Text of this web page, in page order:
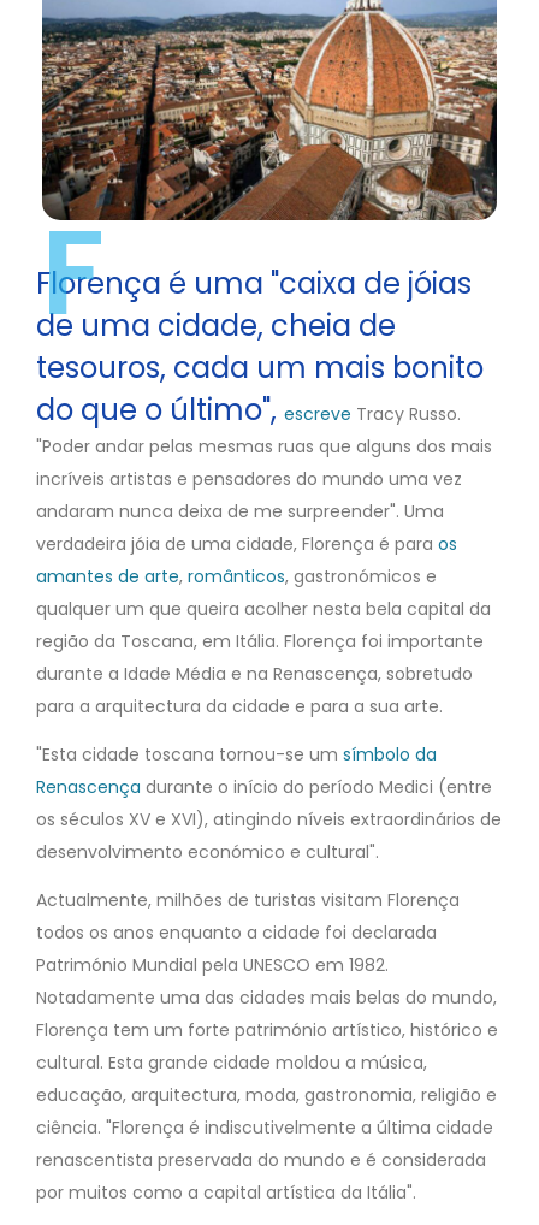
F
Florença é uma "caixa de jóias
de uma cidade, cheia de
tesouros, cada um mais bonito
do que o último", escreve Tracy Russo.
"Poder andar pelas mesmas ruas que alguns dos mais
incríveis artistas e pensadores do mundo uma vez
andaram nunca deixa de me surpreender". Uma
verdadeira jóia de uma cidade, Florença é para os
amantes de arte, românticos, gastronómicos e
qualquer um que queira acolher nesta bela capital da
região da Toscana, em Itália. Florença foi importante
durante a Idade Média e na Renascença, sobretudo
para a arquitectura da cidade e para a sua arte.
"Esta cidade toscana tornou-se um símbolo da
Renascença durante o início do período Medici (entre
os séculos XV e XVI), atingindo níveis extraordinários de
desenvolvimento económico e cultural".
Actualmente, milhões de turistas visitam Florença
todos os anos enquanto a cidade foi declarada
Património Mundial pela UNESCO em 1982.
Notadamente uma das cidades mais belas do mundo,
Florença tem um forte património artístico, histórico e
cultural. Esta grande cidade moldou a música,
educação, arquitectura, moda, gastronomia, religião e
ciência. "Florença é indiscutivelmente a última cidade
renascentista preservada do mundo e é considerada
por muitos como a capital artística da Itália".